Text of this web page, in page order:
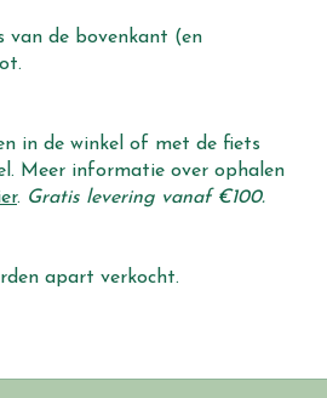
van de bovenkant (en
in de winkel of met de fiets
Meer informatie over ophalen
. Gratis levering vanaf €100.
apart verkocht.